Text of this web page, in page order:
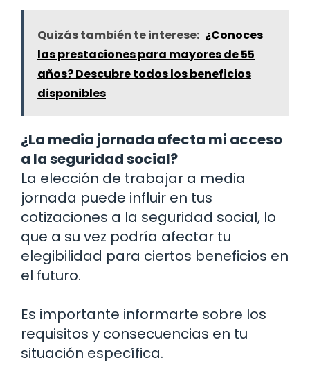
Quizás también te interese: ¿Conoces
las prestaciones para mayores de 55
años? Descubre todos los beneficios
disponibles
¿La media jornada afecta mi acceso
a la seguridad social?
La elección de trabajar a media
jornada puede influir en tus
cotizaciones a la seguridad social, lo
que a su vez podría afectar tu
elegibilidad para ciertos beneficios en
el futuro.
Es importante informarte sobre los
requisitos y consecuencias en tu
situación específica.